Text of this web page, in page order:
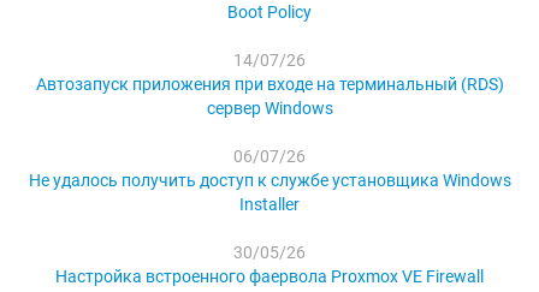
Boot Policy
14/07/26
Автозапуск приложения при входе на терминальный (RDS)
сервер Windows
06/07/26
Не удалось получить доступ к службе установщика Windows
Installer
30/05/26
Настройка встроенного фаервола Proxmox VE Firewall